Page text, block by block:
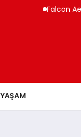
Falcon Aero
YAŞAM